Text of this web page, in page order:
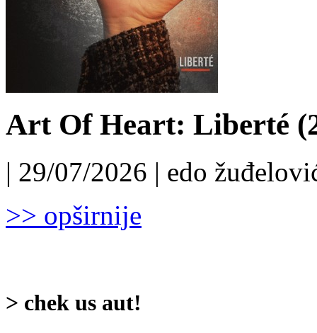
Art Of Heart: Liberté
| 29/07/2026 | edo
>> opširnije
> chek us aut!